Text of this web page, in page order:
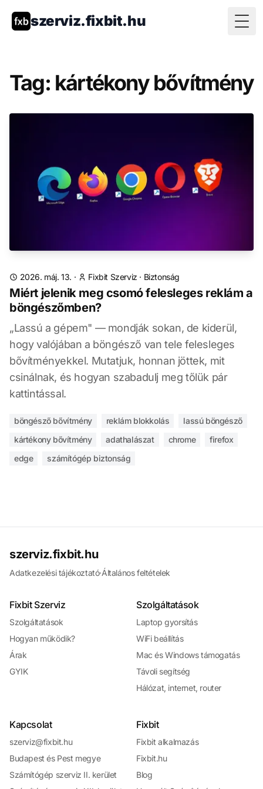
szerviz.fixbit.hu
Tag: kártékony bővítmény
2026. máj. 13. · Fixbit Szerviz · Biztonság
Miért jelenik meg csomó felesleges reklám a
böngészőmben?
„Lassú a gépem" — mondják sokan, de kiderül,
hogy valójában a böngésző van tele felesleges
bővítményekkel. Mutatjuk, honnan jöttek, mit
csinálnak, és hogyan szabadulj meg tőlük pár
kattintással.
böngésző bővítmény reklám blokkolás
lassú böngésző
kártékony bővítmény
adathalászat chrome
firefox
edge
számítógép biztonság
szerviz.fixbit.hu
Adatkezelési tájékoztató·Általános feltételek
Fixbit Szerviz
Szolgáltatások
Hogyan működik?
Árak
GYIK
Szolgáltatások
Laptop gyorsítás
WiFi beállítás
Mac és Windows támogatás
Távoli segítség
Hálózat, internet, router
Kapcsolat
szerviz@fixbit.hu
Budapest és Pest megye
Számítógép szerviz II. kerület
Fixbit
Fixbit alkalmazás
Fixbit.hu
Blog